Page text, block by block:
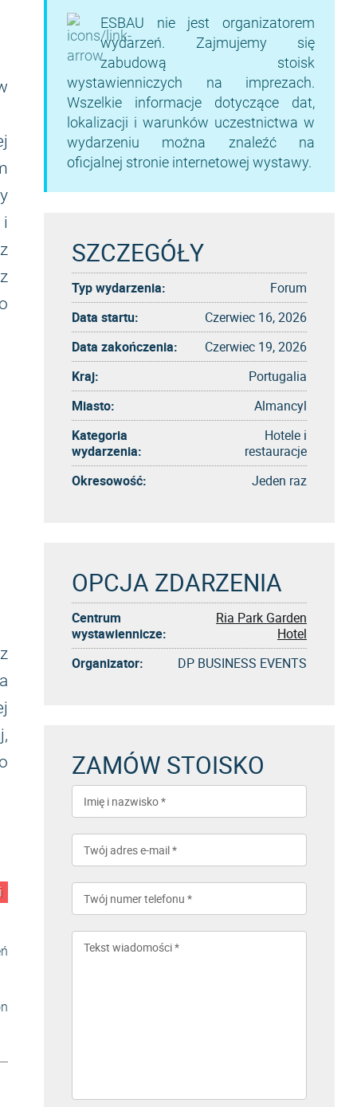
ESBAU nie jest organizatorem
wydarzeń. Zajmujemy się
zabudową stoisk
wystawienniczych na imprezach.
Wszelkie informacje dotyczące dat,
lokalizacji i warunków uczestnictwa w
wydarzeniu można znaleźć na
oficjalnej stronie internetowej wystawy.
SZCZEGÓŁY
Typ wydarzenia:
Forum
Data startu:
Czerwiec 16, 2026
Data zakończenia:
Czerwiec 19, 2026
Kraj:
Portugalia
Miasto:
Almancyl
Kategoria
wydarzenia:
Hotele i
restauracje
Okresowość:
Jeden raz
OPCJA ZDARZENIA
Centrum
wystawiennicze:
Ria Park Garden
Hotel
Organizator:
DP BUSINESS EVENTS
ZAMÓW STOISKO